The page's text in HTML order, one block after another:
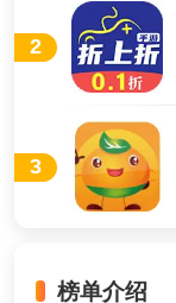
2
3
榜单介绍